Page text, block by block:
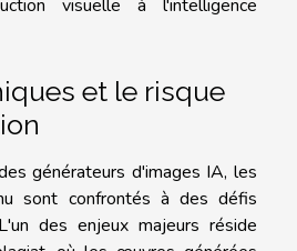
visuelle à l'intelligence
et le risque
générateurs d'images IA, les
sont confrontés à des défis
des enjeux majeurs réside